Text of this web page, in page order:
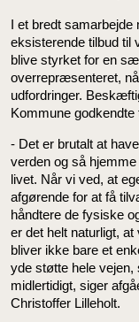
I et bredt samarbejde
eksisterende tilbud til
blive styrket for en
overrepræsenteret,
udfordringer.
Kommune godkendte
- Det er brutalt at
verden og så
livet. Når vi ved, at
afgørende for at få
håndtere de fysiske
er det helt naturligt,
bliver ikke bare et
yde støtte hele vejen,
midlertidigt, siger
Christoffer Lilleholt.